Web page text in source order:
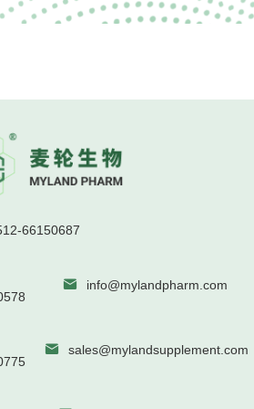
66150687
 info@mylandpharm.com
 sales@mylandsupplement.com